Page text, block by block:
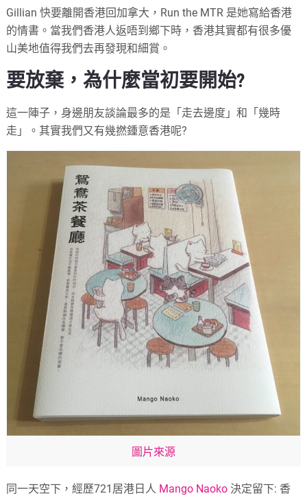
Gillian 快要離開香港回加拿大，Run the MTR 是她寫給香港
的情書。當我們香港人返唔到鄉下時，香港其實都有很多優
山美地值得我們去再發現和細賞。
要放棄，為什麼當初要開始?
這一陣子，身邊朋友談論最多的是「走去邊度」和「幾時
走」。其實我們又有幾撚鍾意香港呢?
圖片來源
同一天空下，經歷721居港日人 Mango Naoko 決定留下: 香